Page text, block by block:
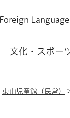
Foreign Language
文化・スポー
東山児童館（民営）